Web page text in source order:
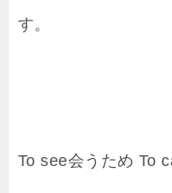
す。
To see会うため To